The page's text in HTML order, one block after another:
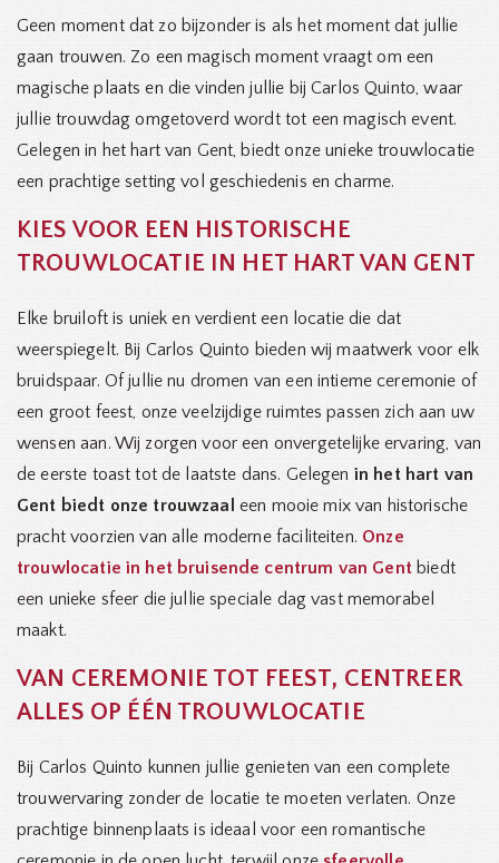
Geen moment dat zo bijzonder is als het moment dat jullie
gaan trouwen. Zo een magisch moment vraagt om een
magische plaats en die vinden jullie bij Carlos Quinto, waar
jullie trouwdag omgetoverd wordt tot een magisch event.
Gelegen in het hart van Gent, biedt onze unieke trouwlocatie
een prachtige setting vol geschiedenis en charme.
KIES VOOR EEN HISTORISCHE
TROUWLOCATIE IN HET HART VAN GENT
Elke bruiloft is uniek en verdient een locatie die dat
weerspiegelt. Bij Carlos Quinto bieden wij maatwerk voor elk
bruidspaar. Of jullie nu dromen van een intieme ceremonie of
een groot feest, onze veelzijdige ruimtes passen zich aan uw
wensen aan. Wij zorgen voor een onvergetelijke ervaring, van
de eerste toast tot de laatste dans. Gelegen in het hart van
Gent biedt onze trouwzaal een mooie mix van historische
pracht voorzien van alle moderne faciliteiten. Onze
trouwlocatie in het bruisende centrum van Gentbiedt
een unieke sfeer die jullie speciale dag vast memorabel
maakt.
VAN CEREMONIE TOT FEEST, CENTREER
ALLES OP ÉÉN TROUWLOCATIE
Bij Carlos Quinto kunnen jullie genieten van een complete
trouwervaring zonder de locatie te moeten verlaten. Onze
prachtige binnenplaats is ideaal voor een romantische